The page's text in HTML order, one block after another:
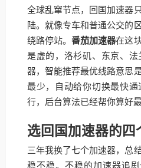
全球乱窜节点，回国加速器
陆。就像专车和普通公交的
绕路停站。番茄加速器在这
是虚的，洛杉矶、东京、
器，智能推荐最优线路意思
最少，自动给你切换最快
行，后台算法已经帮你算好最
选回国加速器的四
三年我换了七个加速器，总
稳不稳。不稳的加速器追